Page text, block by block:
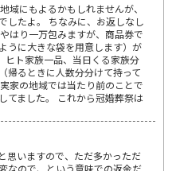
域にもよるかもしれませんが、
したよ。 ちなみに、お返しなし
はり一万包みますが、商品券で
うに大きな袋を用意します）が
ヒト家族一品、当日くる家族分
帰るときに人数分分けて持って
家の地域では当たり前のことで
てました。 これから冠婚葬祭は
思いますので、ただ多かっただ
なので、という意味での返金だ